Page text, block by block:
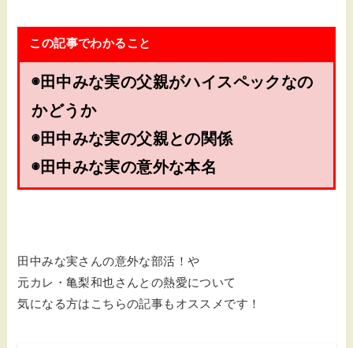
この記事でわかること
◉田中みな実の父親がハイスペックなの
かどうか
◉田中みな実の父親との関係
◉田中みな実の意外な本名
田中みな実さんの意外な部活！や
元カレ・亀梨和也さんとの熱愛について
気になる方はこちらの記事もオススメです！